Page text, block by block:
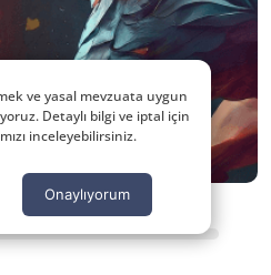
ve yasal mevzuata uygun
Detaylı bilgi ve iptal için
inceleyebilirsiniz.
Onaylıyorum